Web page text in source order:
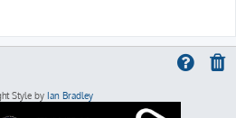
Style by Ian Bradley